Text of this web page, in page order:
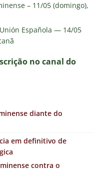
– 11/05 (domingo),
Española — 14/05
no canal do
diante do
em definitivo de
contra o